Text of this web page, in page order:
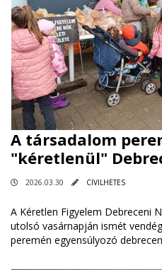
A társadalom
"kéretlenül"
2026.03.30 CIVILHETES
A Kéretlen Figyelem Debreceni
utolsó vasárnapján ismét
peremén egyensúlyozó